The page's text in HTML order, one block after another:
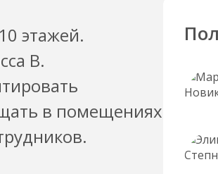
этажей.
B.
в помещениях